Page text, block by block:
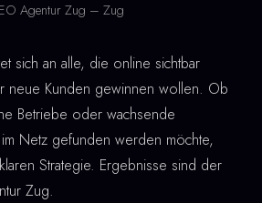
Agentur Zug – Zug
sich an alle, die online sichtbar
neue Kunden gewinnen wollen. Ob
Betriebe oder wachsende
Netz gefunden werden möchte,
Strategie. Ergebnisse sind der
Zug.